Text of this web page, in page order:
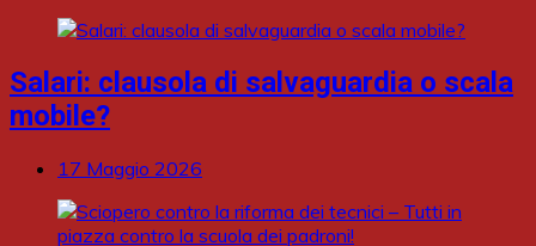
Salari: clausola di salvaguardia o scala
mobile?
17 Maggio 2026